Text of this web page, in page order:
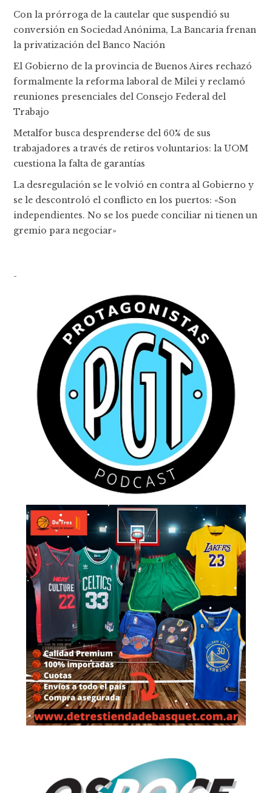
Con la prórroga de la cautelar que suspendió su
conversión en Sociedad Anónima, La Bancaria frenan
la privatización del Banco Nación
El Gobierno de la provincia de Buenos Aires rechazó
formalmente la reforma laboral de Milei y reclamó
reuniones presenciales del Consejo Federal del
Trabajo
Metalfor busca desprenderse del 60% de sus
trabajadores a través de retiros voluntarios: la UOM
cuestiona la falta de garantías
La desregulación se le volvió en contra al Gobierno y
se le descontroló el conflicto en los puertos: «Son
independientes. No se los puede conciliar ni tienen un
gremio para negociar»
-